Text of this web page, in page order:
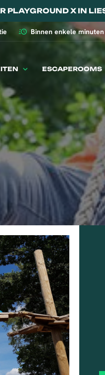
PLAYGROUND X IN
Binnen enkele
ESCAPEROOMS